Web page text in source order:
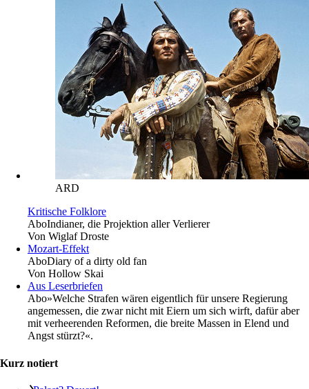
ARD
Kritische Folklore
AboIndianer, die Projektion aller Verlierer
Von Wiglaf Droste
Mozart-Effekt
AboDiary of a dirty old fan
Von Hollow Skai
Aus Leserbriefen
Abo»Welche Strafen wären eigentlich für unsere Regierung
angemessen, die zwar nicht mit Eiern um sich wirft, dafür aber
mit verheerenden Reformen, die breite Massen in Elend und
Angst stürzt?«.
Kurz notiert